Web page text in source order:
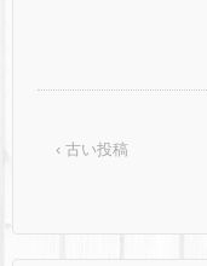
‹ 古い投稿